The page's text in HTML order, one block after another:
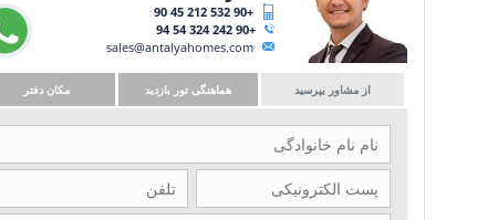
+90 532 212 45 90
+90 242 324 54 94
sales@antalyahomes.com
از مشاور بپرسید هماهنگی تور بازدید مکان دفتر